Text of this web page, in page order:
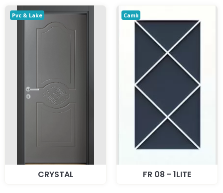
Pvc & Lake
CRYSTAL
Camlı
FR 08 - 1LITE